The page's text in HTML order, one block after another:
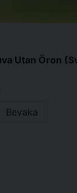
Bevaka